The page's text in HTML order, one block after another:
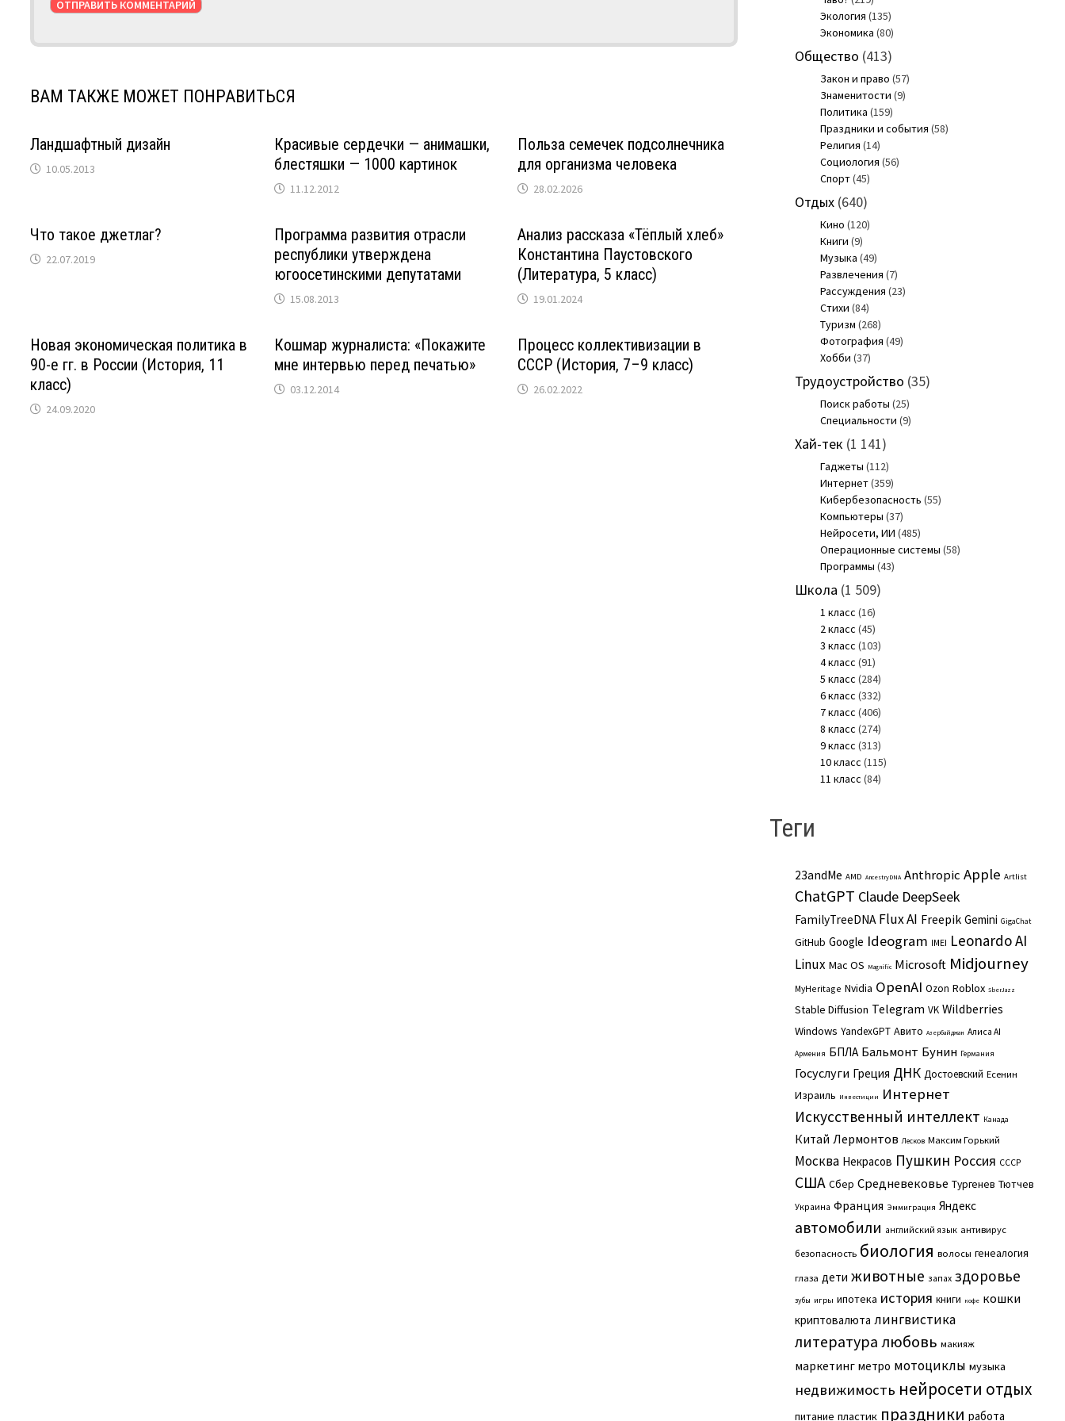
ВАМ ТАКЖЕ МОЖЕТ ПОНРАВИТЬСЯ
Ландшафтный дизайн
10.05.2013
Красивые сердечки — анимашки,
блестяшки — 1000 картинок
11.12.2012
Польза семечек подсолнечника
для организма человека
28.02.2026
Что такое джетлаг?
22.07.2019
Программа развития отрасли
республики утверждена
югоосетинскими депутатами
15.08.2013
Анализ рассказа «Тёплый хлеб»
Константина Паустовского
(Литература, 5 класс)
19.01.2024
Новая экономическая политика в
90-е гг. в России (История, 11
класс)
24.09.2020
Кошмар журналиста: «Покажите
мне интервью перед печатью»
03.12.2014
Процесс коллективизации в
СССР (История, 7–9 класс)
26.02.2022
Экология (135)
Экономика (80)
Общество (413)
Закон и право (57)
Знаменитости (9)
Политика (159)
Праздники и события (58)
Религия (14)
Социология (56)
Спорт(45)
Отдых(640)
Кино (120)
Книги (9)
Музыка (49)
Развлечения (7)
Рассуждения (23)
Стихи (84)
Туризм (268)
Фотография (49)
Хобби (37)
Трудоустройство (35)
Поиск работы (25)
Специальности (9)
Хай-тек (1 141)
Гаджеты (112)
Интернет(359)
Кибербезопасность (55)
Компьютеры (37)
Нейросети, ИИ (485)
Операционные системы (58)
Программы (43)
Школа (1 509)
1 класс (16)
2 класс (45)
3 класс (103)
4 класс (91)
5 класс (284)
6 класс (332)
7 класс (406)
8 класс (274)
9 класс (313)
10 класс (115)
11 класс (84)
Теги
23andMe AMD AncestryDNA Anthropic Apple Artlist
ChatGPT Claude DeepSeek
FamilyTreeDNA Flux AI Freepik Gemini GigaChat
GitHub Google Ideogram IMEI Leonardo AI
Linux Mac OS Magnific Microsoft Midjourney
MyHeritage Nvidia OpenAI Ozon Roblox SberJazz
Stable Diffusion Telegram VK Wildberries
Windows YandexGPT Авито Азербайджан Алиса AI
Армения БПЛА Бальмонт Бунин Германия
Госуслуги Греция ДНК Достоевский Есенин
Израиль Инвестиции Интернет
Искусственный интеллект Канада
Китай Лермонтов Лесков Максим Горький
Москва Некрасов Пушкин Россия СССР
США Сбер Средневековье Тургенев Тютчев
Украина Франция Эммиграция Яндекс
автомобили английский язык антивирус
безопасность биология волосы генеалогия
глаза дети животные запах здоровье
зубы игры ипотека история книги кофе кошки
криптовалюта лингвистика
литература любовь макияж
маркетинг метро мотоциклы музыка
недвижимость нейросети отдых
питание пластик праздники работа